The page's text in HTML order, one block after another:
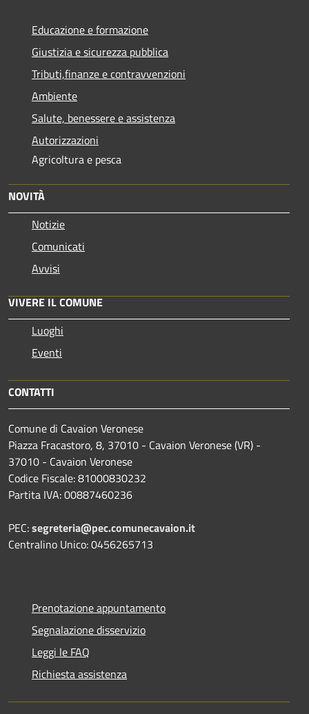
Educazione e formazione
Giustizia e sicurezza pubblica
Tributi,finanze e contravvenzioni
Ambiente
Salute, benessere e assistenza
Autorizzazioni
Agricoltura e pesca
NOVITÀ
Notizie
Comunicati
Avvisi
VIVERE IL COMUNE
Luoghi
Eventi
CONTATTI
Comune di Cavaion Veronese
Piazza Fracastoro, 8, 37010 - Cavaion Veronese (VR) -
37010 - Cavaion Veronese
Codice Fiscale: 81000830232
Partita IVA: 00887460236
PEC:segreteria@pec.comunecavaion.it
Centralino Unico: 0456265713
Prenotazione appuntamento
Segnalazione disservizio
Leggi le FAQ
Richiesta assistenza